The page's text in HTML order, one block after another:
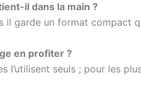
il dans la main ?
il garde un format compact
en profiter ?
l’utilisent seuls ; pour les